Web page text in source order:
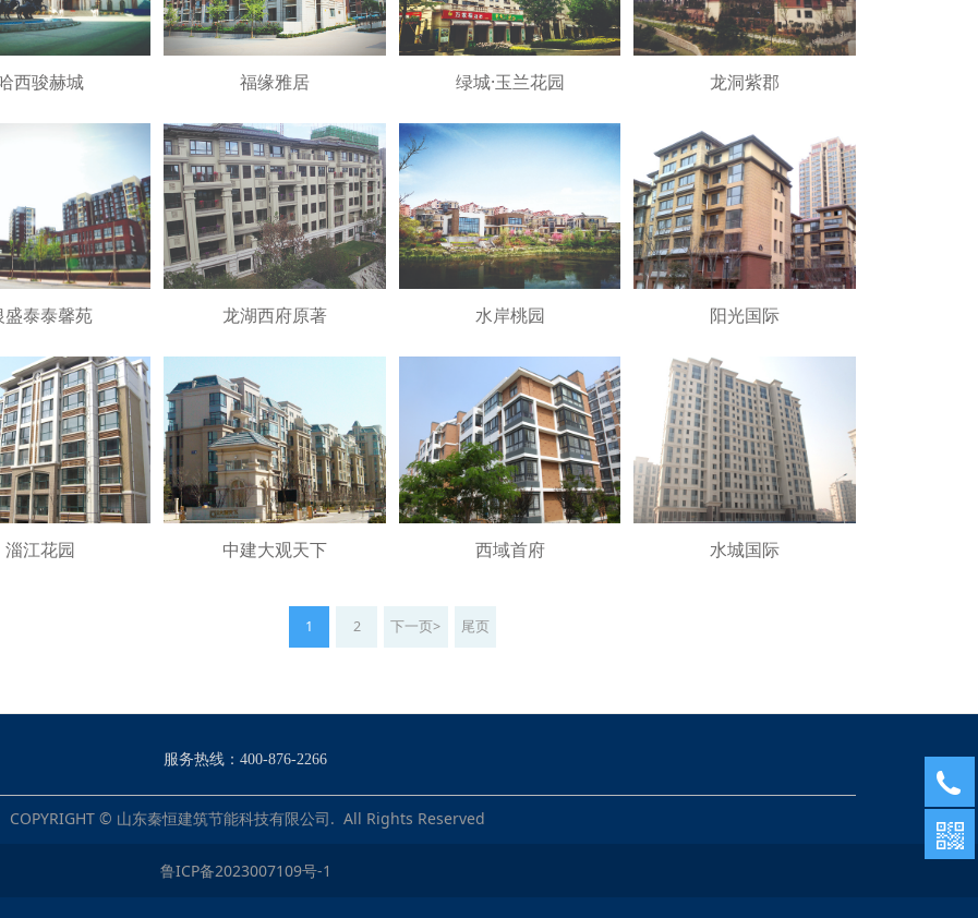
西骏赫城 福缘雅居 绿城·玉兰花园 龙洞紫郡
盛泰泰馨苑 龙湖西府原著 水岸桃园 阳光国际
淄江花园 中建大观天下 西域首府 水城国际
1 2 下一页> 尾页
服务热线：400-876-2266
COPYRIGHT © 山东秦恒建筑节能科技有限公司. All Rights Reserved
鲁ICP备2023007109号-1